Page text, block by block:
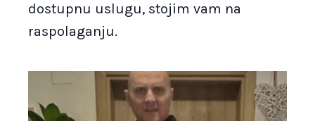
dostupnu uslugu, stojim vam na
raspolaganju.